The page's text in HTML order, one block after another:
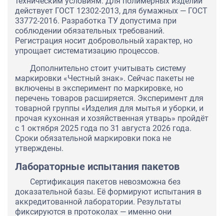
действует ГОСТ 12302-2013, для бумажных — ГОСТ
33772-2016. Разработка ТУ допустима при
соблюдении обязательных требований.
Регистрация носит добровольный характер, но
упрощает систематизацию процессов.
Дополнительно стоит учитывать систему
маркировки «Честный знак». Сейчас пакеты не
включены в эксперимент по маркировке, но
перечень товаров расширяется. Эксперимент для
товарной группы «Изделия для мытья и уборки, и
прочая кухонная и хозяйственная утварь» пройдёт
с 1 октября 2025 года по 31 августа 2026 года.
Сроки обязательной маркировки пока не
утверждены.
Лабораторные испытания пакетов
Сертификация пакетов невозможна без
доказательной базы. Её формируют испытания в
аккредитованной лаборатории. Результаты
фиксируются в протоколах — именно они